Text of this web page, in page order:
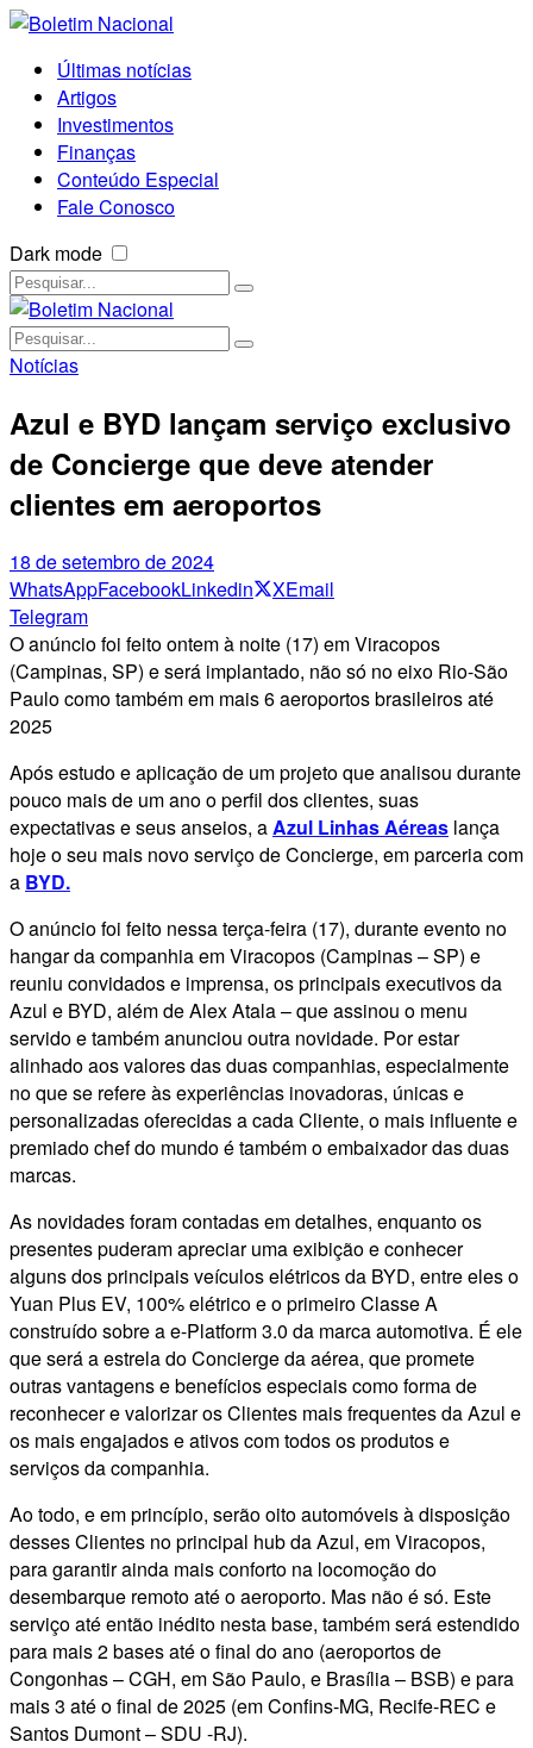
Últimas notícias
Artigos
Investimentos
Finanças
Conteúdo Especial
Fale Conosco
Dark mode
Notícias
Azul e BYD lançam serviço exclusivo
de Concierge que deve atender
clientes em aeroportos
18 de setembro de 2024
WhatsAppFacebookLinkedin XEmail
Telegram
O anúncio foi feito ontem à noite (17) em Viracopos
(Campinas, SP) e será implantado, não só no eixo Rio-São
Paulo como também em mais 6 aeroportos brasileiros até
2025
Após estudo e aplicação de um projeto que analisou durante
pouco mais de um ano o perfil dos clientes, suas
expectativas e seus anseios, aAzul Linhas Aéreas lança
hoje o seu mais novo serviço de Concierge, em parceria com
a BYD.
O anúncio foi feito nessa terça-feira (17), durante evento no
hangar da companhia em Viracopos (Campinas – SP) e
reuniu convidados e imprensa, os principais executivos da
Azul e BYD, além de Alex Atala – que assinou o menu
servido e também anunciou outra novidade. Por estar
alinhado aos valores das duas companhias, especialmente
no que se refere às experiências inovadoras, únicas e
personalizadas oferecidas a cada Cliente, o mais influente e
premiado chef do mundo é também o embaixador das duas
marcas.
As novidades foram contadas em detalhes, enquanto os
presentes puderam apreciar uma exibição e conhecer
alguns dos principais veículos elétricos da BYD, entre eles o
Yuan Plus EV, 100% elétrico e o primeiro Classe A
construído sobre a e-Platform 3.0 da marca automotiva. É ele
que será a estrela do Concierge da aérea, que promete
outras vantagens e benefícios especiais como forma de
reconhecer e valorizar os Clientes mais frequentes da Azul e
os mais engajados e ativos com todos os produtos e
serviços da companhia.
Ao todo, e em princípio, serão oito automóveis à disposição
desses Clientes no principal hub da Azul, em Viracopos,
para garantir ainda mais conforto na locomoção do
desembarque remoto até o aeroporto. Mas não é só. Este
serviço até então inédito nesta base, também será estendido
para mais 2 bases até o final do ano (aeroportos de
Congonhas – CGH, em São Paulo, e Brasília – BSB) e para
mais 3 até o final de 2025 (em Confins-MG, Recife-REC e
Santos Dumont – SDU -RJ).